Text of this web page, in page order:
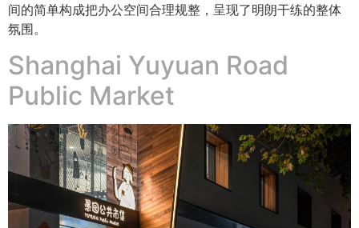
间的简单构成把办公空间合理规整，呈现了明朗干练的整体
氛围。
Shanghai Yuyuan Road
Public Market